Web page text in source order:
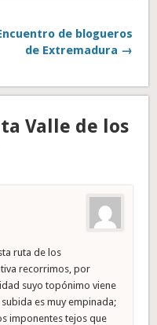
de blogueros
de Extremadura →
Valle de los
ruta de los
recorrimos, por
suyo topónimo viene
es muy empinada;
imponentes tejos que